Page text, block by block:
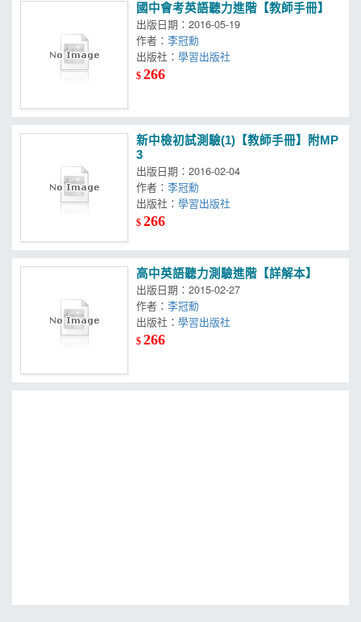
國中會考英語聽力進階【教師手冊】
出版日期：2016-05-19
作者：李冠勳
出版社：
$266
新中檢初試測驗(1)【教師手冊】附MP
3
出版日期：2016-02-04
作者：李冠勳
出版社：
$266
高中英語聽力測驗進階【詳解本】
出版日期：2015-02-27
作者：李冠勳
出版社：學習出版社
$266